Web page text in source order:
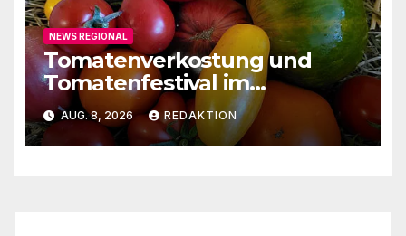
NEWS REGIONAL
Tomatenverkostung und
Tomatenfestival im
Naturparkzentrum
AUG. 8, 2026 REDAKTION